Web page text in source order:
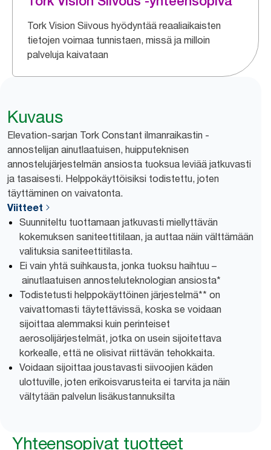
Tork Vision Siivous hyödyntää reaaliaikaisten
tietojen voimaa tunnistaen, missä ja milloin
palveluja kaivataan
Kuvaus
Elevation-sarjan Tork Constant ilmanraikastin -
annostelijan ainutlaatuisen, huipputeknisen
annostelujärjestelmän ansiosta tuoksua leviää jatkuvasti
ja tasaisesti. Helppokäyttöisiksi todistettu, joten
täyttäminen on vaivatonta.
Viitteet
Suunniteltu tuottamaan jatkuvasti miellyttävän
kokemuksen saniteettitilaan, ja auttaa näin välttämään
valituksia saniteettitilasta.
Ei vain yhtä suihkausta, jonka tuoksu haihtuu –
ainutlaatuisen annosteluteknologian ansiosta*
Todistetusti helppokäyttöinen järjestelmä** on
vaivattomasti täytettävissä, koska se voidaan
sijoittaa alemmaksi kuin perinteiset
aerosolijärjestelmät, jotka on usein sijoitettava
korkealle, että ne olisivat riittävän tehokkaita.
Voidaan sijoittaa joustavasti siivoojien käden
ulottuville, joten erikoisvarusteita ei tarvita ja näin
vältytään palvelun lisäkustannuksilta
Yhteensopivat tuotteet